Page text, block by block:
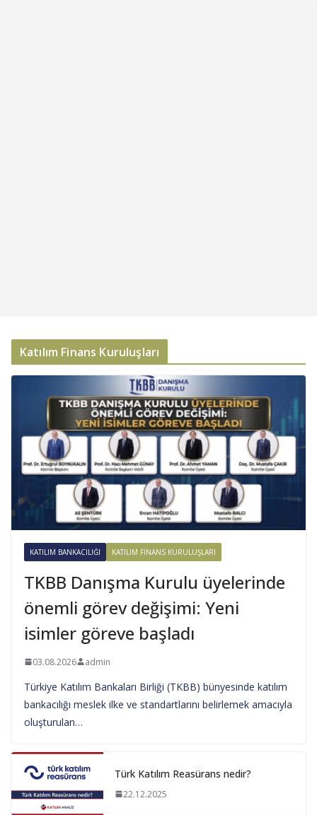
Katılım Finans Kuruluşları
KATILIM BANKACILIĞI KATILIM FINANS KURULUŞLARI
TKBB Danışma Kurulu üyelerinde
önemli görev değişimi: Yeni
isimler göreve başladı
03.08.2026 admin
Türkiye Katılım Bankaları Birliği (TKBB) bünyesinde katılım
bankacılığı meslek ilke ve standartlarını belirlemek amacıyla
oluşturulan…
Türk Katılım Reasürans nedir?
22.12.2025